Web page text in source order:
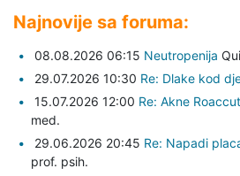
Najnovije sa foruma:
08.08.2026 06:15 Neutropenija
29.07.2026 10:30 Re: Dlake kod
15.07.2026 12:00 Re: Akne
med.
29.06.2026 20:45 Re: Napadi
prof. psih.